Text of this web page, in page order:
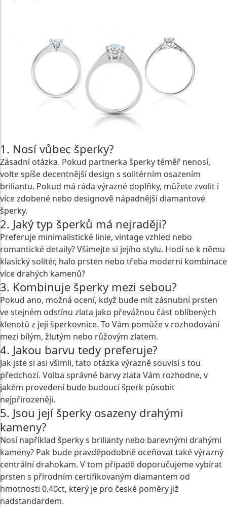
1. Nosí vůbec šperky?
Zásadní otázka. Pokud partnerka šperky téměř nenosí,
volte spíše decentnější design s solitérním osazením
briliantu. Pokud má ráda výrazné doplňky, můžete zvolit i
více zdobené nebo designově nápadnější diamantové
šperky.
2. Jaký typ šperků má nejraději?
Preferuje minimalistické linie, vintage vzhled nebo
romantické detaily? Všímejte si jejího stylu. Hodí se k němu
klasický solitér, halo prsten nebo třeba moderní kombinace
více drahých kamenů?
3. Kombinuje šperky mezi sebou?
Pokud ano, možná ocení, když bude mít zásnubní prsten
ve stejném odstínu zlata jako převážnou část oblíbených
klenotů z její šperkovnice. To Vám pomůže v rozhodování
mezi bílým, žlutým nebo růžovým zlatem.
4. Jakou barvu tedy preferuje?
Jak jste si asi všimli, tato otázka výrazně souvisí s tou
předchozí. Volba správné barvy zlata Vám rozhodne, v
jakém provedení bude budoucí šperk působit
nejpřirozeněji.
5. Jsou její šperky osazeny drahými
kameny?
Nosí například šperky s brilianty nebo barevnými drahými
kameny? Pak bude pravděpodobně oceňovat také výrazný
centrální drahokam. V tom případě doporučujeme vybírat
prsten s přírodním certifikovaným diamantem od
hmotnosti 0.40ct, který je pro české poměry již
nadstandardem.